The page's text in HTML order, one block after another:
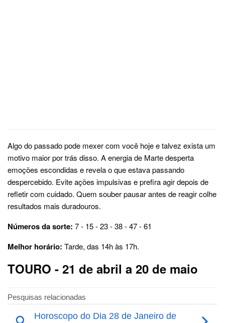
Algo do passado pode mexer com você hoje e talvez exista um
motivo maior por trás disso. A energia de Marte desperta
emoções escondidas e revela o que estava passando
despercebido. Evite ações impulsivas e prefira agir depois de
refletir com cuidado. Quem souber pausar antes de reagir colhe
resultados mais duradouros.
Números da sorte: 7 - 15 - 23 - 38 - 47 - 61
Melhor horário: Tarde, das 14h às 17h.
TOURO - 21 de abril a 20 de maio